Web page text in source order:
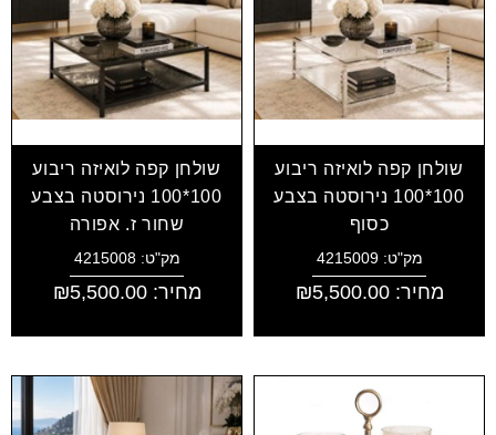
שולחן קפה לואיזה ריבוע
100*100 נירוסטה בצבע
כסוף
מק"ט: 4215009
מחיר: ₪5,500.00
שולחן קפה לואיזה ריבוע
100*100 נירוסטה בצבע
שחור ז. אפורה
מק"ט: 4215008
מחיר: ₪5,500.00